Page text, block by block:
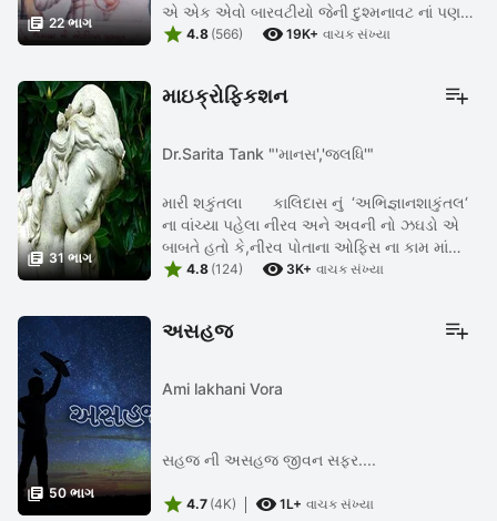
 22 ભાગ
એ એક એવો બારવટીયો જેની દુશ્મનાવટ નાં પણ
ઓઠા દેવાય છે કાઠિયાવાડમાં. જેની ખાનદાની અને
 4.8 (566)  19K+ વાચક સંખ્યા
 31 ભાગ
માઇક્રોફિકશન
Dr.Sarita Tank "'માનસ','જલધિ'"
મારી શકુંતલા કાલિદાસ નું ‘અભિજ્ઞાનશાકુંતલ‘
ના વાંચ્યા પહેલા નીરવ અને અવની નો ઝઘડો એ
બાબતે હતો કે,નીરવ પોતાના ઓફિસ ના કામ માં
અવનીને સમય આપી શકતો નથી કે તેના માટે કોઈ
 4.8 (124)  3K+ વાચક સંખ્યા
 50 ભાગ
અસહજ
Ami lakhani Vora
સહજ ની અસહજ જીવન સફર....
 4.7 (4K)  1L+ વાચક સંખ્યા